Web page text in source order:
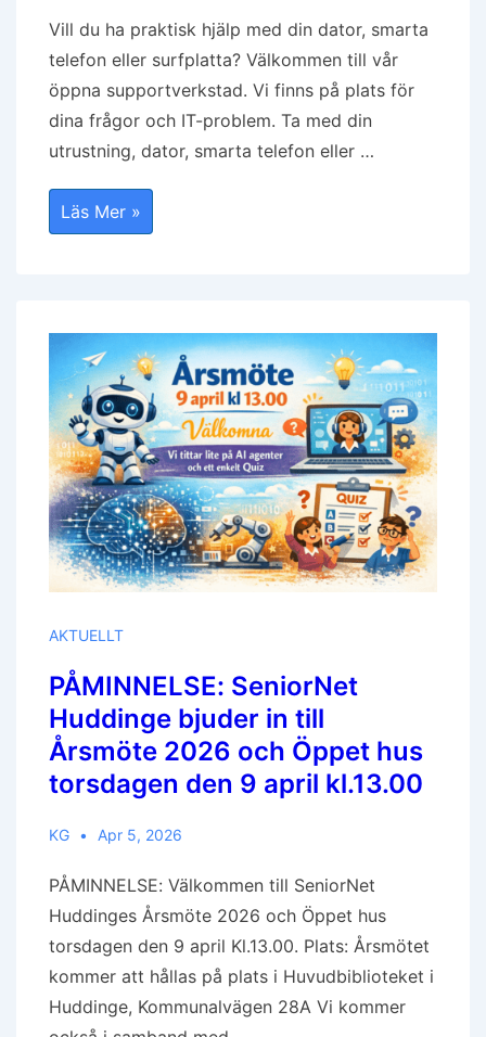
Vill du ha praktisk hjälp med din dator, smarta
telefon eller surfplatta? Välkommen till vår
öppna supportverkstad. Vi finns på plats för
dina frågor och IT-problem. Ta med din
utrustning, dator, smarta telefon eller …
Öppen
Supportverkstad
23
Läs Mer »
AKTUELLT
PÅMINNELSE: SeniorNet
Huddinge bjuder in till
Årsmöte 2026 och Öppet hus
torsdagen den 9 april kl.13.00
KG Apr 5, 2026
PÅMINNELSE: Välkommen till SeniorNet
Huddinges Årsmöte 2026 och Öppet hus
torsdagen den 9 april Kl.13.00. Plats: Årsmötet
kommer att hållas på plats i Huvudbiblioteket i
Huddinge, Kommunalvägen 28A Vi kommer